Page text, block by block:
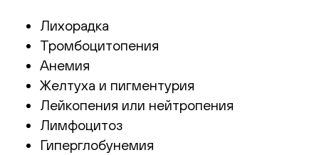
Лихорадка
Тромбоцитопения
Анемия
Желтуха и пигментурия
Лейкопения или нейтропения
Лимфоцитоз
Гиперглобунемия